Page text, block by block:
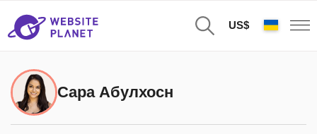
US$
Сара Абулхосн